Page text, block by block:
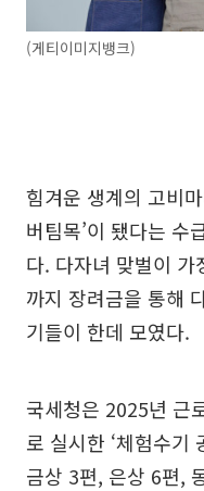
(게티이미지뱅크)
힘겨운 생계의 고비
버팀목’이 됐다는 수
다. 다자녀 맞벌이
까지 장려금을 통해
기들이 한데 모였다.
국세청은 2025년 근
로 실시한 ‘체험수기
금상 3편, 은상 6편,